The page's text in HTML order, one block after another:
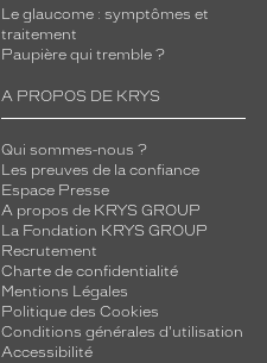
Le glaucome : symptômes et
traitement
Paupière qui tremble ?
A PROPOS DE KRYS
Qui sommes-nous ?
Les preuves de la confiance
Espace Presse
A propos de KRYS GROUP
La Fondation KRYS GROUP
Recrutement
Charte de confidentialité
Mentions Légales
Politique des Cookies
Conditions générales d'utilisation
Accessibilité